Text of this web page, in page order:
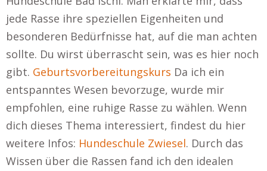
jede Rasse ihre speziellen Eigenheiten und
besonderen Bedürfnisse hat, auf die man achten
sollte. Du wirst überrascht sein, was es hier noch
gibt. Geburtsvorbereitungskurs Da ich ein
entspanntes Wesen bevorzuge, wurde mir
empfohlen, eine ruhige Rasse zu wählen. Wenn
dich dieses Thema interessiert, findest du hier
weitere Infos: Hundeschule Zwiesel. Durch das
Wissen über die Rassen fand ich den idealen